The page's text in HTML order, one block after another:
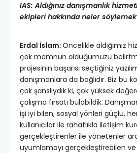
IAS: Aldığınız danışmanlık
ekipleri hakkında neler
Erdal İslam: Öncelikle aldığımız
çok memnun olduğumuzu
projesinin başarısı seçtiğiniz
danışmanlara da bağlıdır. Biz bu
çok şanslıydık ki, çok yüksek
çalışma fırsatı bulabildik.
işi iyi bilen, sosyal yönleri güçlü,
kullanıcılar ile rahatlıkla iletişim
gerçekleştirenler ile yönetenler
uyumlamayı gerçekleştirebilen